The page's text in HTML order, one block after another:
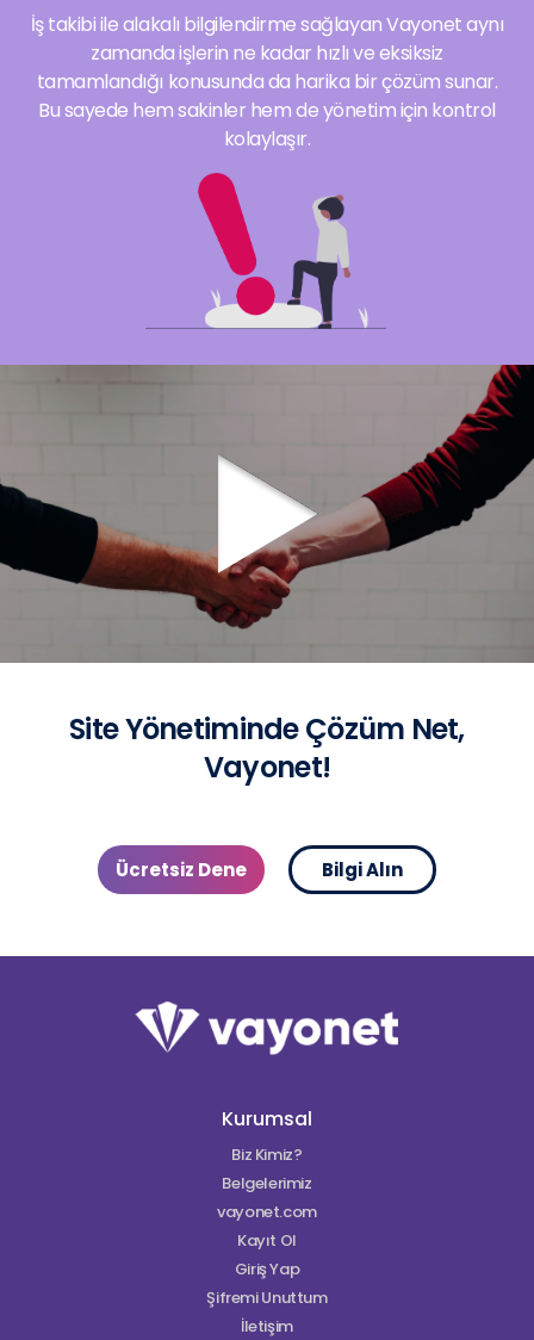
İş takibi ile alakalı bilgilendirme sağlayan Vayonet aynı
zamanda işlerin ne kadar hızlı ve eksiksiz
tamamlandığı konusunda da harika bir çözüm sunar.
Bu sayede hem sakinler hem de yönetim için kontrol
kolaylaşır.
Site Yönetiminde Çözüm Net,
Vayonet!
Ücretsiz Dene Bilgi Alın
Kurumsal
Biz Kimiz?
Belgelerimiz
vayonet.com
Kayıt Ol
Giriş Yap
Şifremi Unuttum
İletişim